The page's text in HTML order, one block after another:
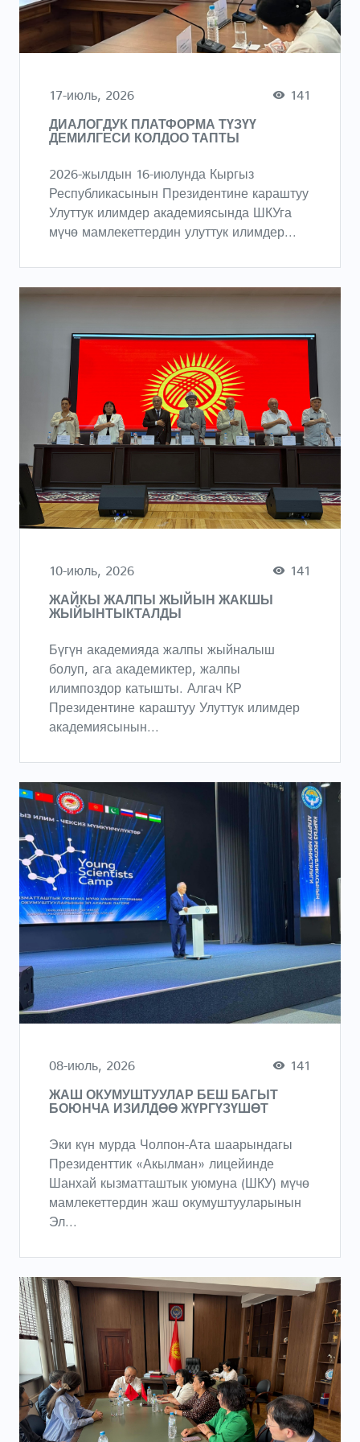
17-июль, 2026 141
ДИАЛОГДУК ПЛАТФОРМА ТҮЗҮҮ
ДЕМИЛГЕСИ КОЛДОО ТАПТЫ
2026-жылдын 16-июлунда Кыргыз
Республикасынын Президентине караштуу
Улуттук илимдер академиясында ШКУга
мүчө мамлекеттердин улуттук илимдер...
10-июль, 2026 141
ЖАЙКЫ ЖАЛПЫ ЖЫЙЫН ЖАКШЫ
ЖЫЙЫНТЫКТАЛДЫ
Бүгүн академияда жалпы жыйналыш
болуп, ага академиктер, жалпы
илимпоздор катышты. Алгач КР
Президентине караштуу Улуттук илимдер
академиясынын...
08-июль, 2026 141
ЖАШ ОКУМУШТУУЛАР БЕШ БАГЫТ
БОЮНЧА ИЗИЛДӨӨ ЖҮРГҮЗҮШӨТ
Эки күн мурда Чолпон-Ата шаарындагы
Президенттик «Акылман» лицейинде
Шанхай кызматташтык уюмуна (ШКУ) мүчө
мамлекеттердин жаш окумуштууларынын
Эл...